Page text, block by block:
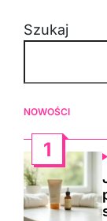
Szukaj
NOWOŚCI
1